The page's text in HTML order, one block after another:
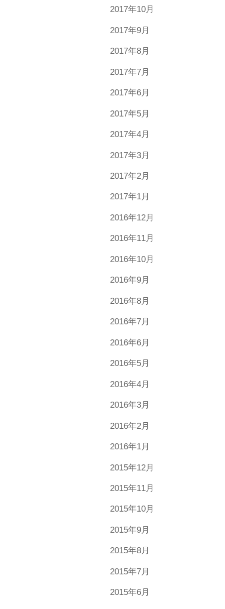
2017年10月
2017年9月
2017年8月
2017年7月
2017年6月
2017年5月
2017年4月
2017年3月
2017年2月
2017年1月
2016年12月
2016年11月
2016年10月
2016年9月
2016年8月
2016年7月
2016年6月
2016年5月
2016年4月
2016年3月
2016年2月
2016年1月
2015年12月
2015年11月
2015年10月
2015年9月
2015年8月
2015年7月
2015年6月